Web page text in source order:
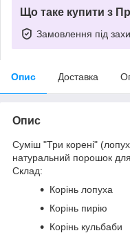
Що таке купити з
Замовлення під
Опис Доставка
Опис
Суміш "Три корені"
натуральний порошок
Склад:
Корінь лопуха
Корінь пирію
Корінь кульбаби